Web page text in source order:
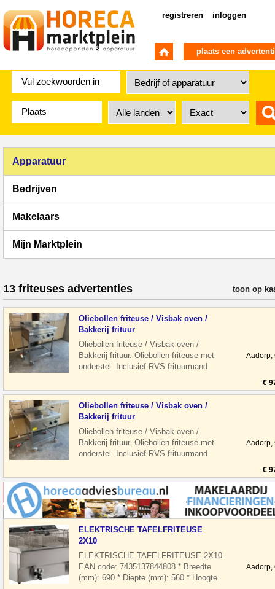
registreren inloggen
plaats een
Apparatuur
Bedrijven
Makelaars
Mijn Marktplein
13 friteuses advertenties verfijn
toon op
Oliebollen friteuse / Visbak oven /
Bakkerij frituur
Oliebollen friteuse / Visbak oven /
Bakkerij frituur. Oliebollen friteuse met
onderstel Inclusief RVS frituurmand
Aadorp,
€
Oliebollen friteuse / Visbak oven /
Bakkerij frituur
Oliebollen friteuse / Visbak oven /
Bakkerij frituur. Oliebollen friteuse met
onderstel Inclusief RVS frituurmand
Aadorp,
€
ELEKTRISCHE TAFELFRITEUSE
2X10
ELEKTRISCHE TAFELFRITEUSE 2X10.
EAN code: 7435137844808 * Breedte
(mm): 690 * Diepte (mm): 560 * Hoogte
Aadorp,